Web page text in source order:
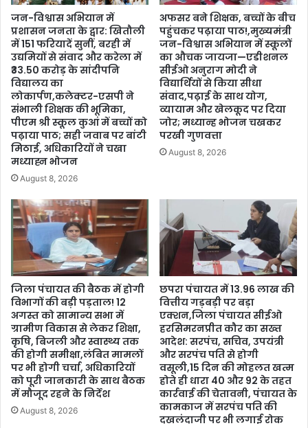
जन-विश्वास अभियान में
प्रशासन जनता के द्वार: खितौली
में 151 फरियादें सुनीं, बरही में
उद्यमियों से संवाद और करेला में
₹33.50 करोड़ के सांदीपनि
विद्यालय का
लोकार्पण,कलेक्टर-एसपी ने
संभाली शिक्षक की भूमिका,
पीएम श्री स्कूल कुआं में बच्चों को
पढ़ाया पाठ; सही जवाब पर बांटी
मिठाई, अधिकारियों ने चखा
मध्याह्न भोजन
August 8, 2026
अफसर बने शिक्षक, बच्चों के बीच
पहुंचकर पढ़ाया पाठ!,मुख्यमंत्री
जन-विश्वास अभियान में स्कूलों
का औचक जायजा—एडीशनल
सीईओ अनुराग मोदी ने
विद्यार्थियों से किया सीधा
संवाद,पढ़ाई के साथ योग,
व्यायाम और खेलकूद पर दिया
जोर; मध्यान्ह भोजन चखकर
परखी गुणवत्ता
August 8, 2026
जिला पंचायत की बैठक में होगी
विभागों की बड़ी पड़ताल! 12
अगस्त को सामान्य सभा में
ग्रामीण विकास से लेकर शिक्षा,
कृषि, बिजली और स्वास्थ्य तक
की होगी समीक्षा,लंबित मामलों
पर भी होगी चर्चा, अधिकारियों
को पूरी जानकारी के साथ बैठक
में मौजूद रहने के निर्देश
August 8, 2026
छपरा पंचायत में 13.96 लाख की
वित्तीय गड़बड़ी पर बड़ा
एक्शन,जिला पंचायत सीईओ
हरसिमरनप्रीत कौर का सख्त
आदेश: सरपंच, सचिव, उपयंत्री
और सरपंच पति से होगी
वसूली,15 दिन की मोहलत खत्म
होते ही धारा 40 और 92 के तहत
कार्रवाई की चेतावनी, पंचायत के
कामकाज में सरपंच पति की
दखलंदाजी पर भी लगाई रोक